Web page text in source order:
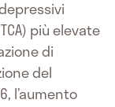
più elevate
di
del
l’aumento